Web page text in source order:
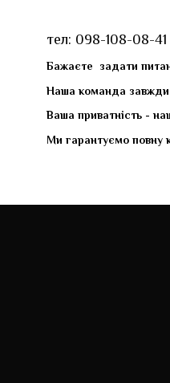
тел: 098-108-08-41
Бажаєте задати
Наша команда завжди
Ваша приватність -
Ми гарантуємо повну